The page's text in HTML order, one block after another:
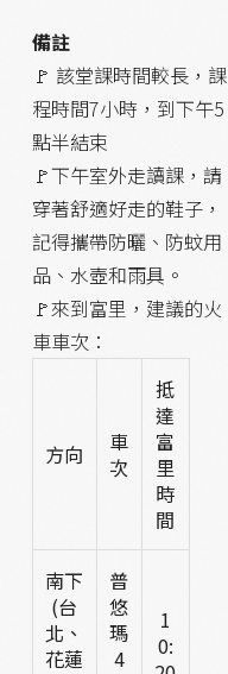
備註
🚩 該堂課時間較長，課
程時間7小時，到下午5
點半結束
🚩下午室外走讀課，請
穿著舒適好走的鞋子，
記得攜帶防曬、防蚊用
品、水壺和雨具。
🚩來到富里，建議的火
車車次：
方向
車
次
抵
達
富
里
時
間
南下
(台
北、
花蓮
普
悠
瑪
4
1
0: